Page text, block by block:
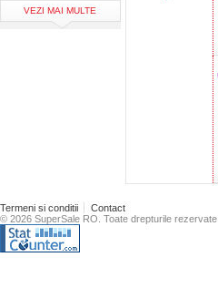
VEZI MAI MULTE
Termeni si conditii
Contact
© 2026 SuperSale RO. Toate drepturile rezervate.